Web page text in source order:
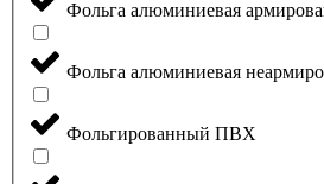
Фольга алюминиевая
Фольга алюминиевая
Фольгированный ПВХ